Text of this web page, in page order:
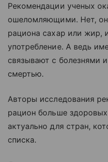
Рекомендации ученых
ошеломляющими. Нет,
рациона сахар или жир,
употребление. А ведь
связывают с болезнями
смертью.
Авторы исследования
рацион больше
актуально для стран,
списка.